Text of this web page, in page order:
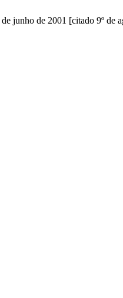
de 2001 [citado 9º de